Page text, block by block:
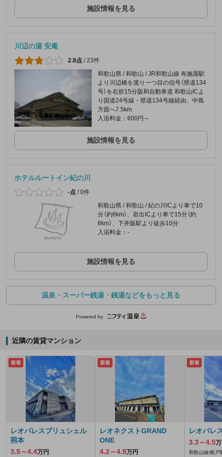
施設情報を見る
川辺の湯 安庵
2.8点 / 23件
和歌山県 / 和歌山 / JR和歌山線 布施屋駅
より川辺橋を渡り一つ目の信号（県道134
号）を右折15分阪和自動車道 和歌山ICよ
り国道24号線・県道134号線経由、中島
方面へ7.5km
入浴料金：600円～
施設情報を見る
ホテルルートイン紀の川
-点 /0件
和歌山県 / 和歌山 / 紀の川ICより車で10
分（約6km）、岩出ICより車で15分（約
8km）、下井阪駅より徒歩10分
入浴料金：-
施設情報を見る
温泉・スーパー銭湯・銭湯などをもっと見る
Powered by
近隣の賃貸マンション
新着
レオパレスブリュシェル
荊本
3.5～4.4万円
新着
レオネクストGRAND
ONE
4.2～4.9万円
新着
レオパレ
3.3～4.5
和歌山線/船戸